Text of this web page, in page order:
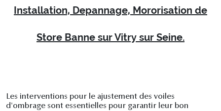
Installation, Depannage, Mororisation de
Store Banne sur Vitry sur Seine.
Les interventions pour le ajustement des voiles
d'ombrage sont essentielles pour garantir leur bon